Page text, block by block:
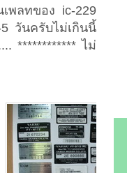
พลทของ ic-229
วันครับไม่เกินนี้
************ ไม่